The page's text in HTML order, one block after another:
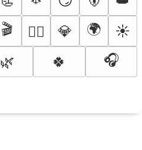
🎬 🐦‍🔥 💎 🌍
☀️
🌿 🍀 🎧